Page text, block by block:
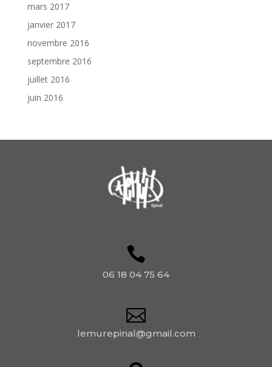
mars 2017
janvier 2017
novembre 2016
septembre 2016
juillet 2016
juin 2016
06 18 04 75 64
lemurepinal@gmail.com